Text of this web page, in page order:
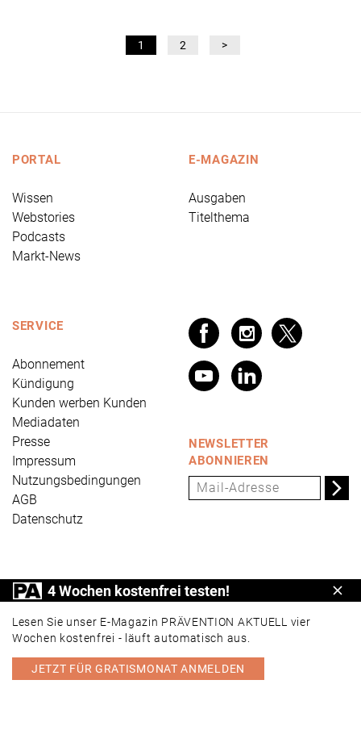
1 2 >
PORTAL
Wissen
Webstories
Podcasts
Markt-News
E-MAGAZIN
Ausgaben
Titelthema
SERVICE
Abonnement
Kündigung
Kunden werben Kunden
Mediadaten
Presse
Impressum
Nutzungsbedingungen
AGB
Datenschutz
NEWSLETTER
ABONNIEREN
PRÄVENTION AKTUELL ist ein Produkt der Universum
Verlag GmbH, Wettinerstraße 3-5, 65189 Wiesbaden,
www.universum.de,info@universum.de
PORTAL E-MAGAZIN
4 Wochen kostenfrei testen!
Lesen Sie unser E-Magazin PRÄVENTION AKTUELL vier
Wochen kostenfrei - läuft automatisch aus.
JETZT FÜR GRATISMONAT ANMELDEN